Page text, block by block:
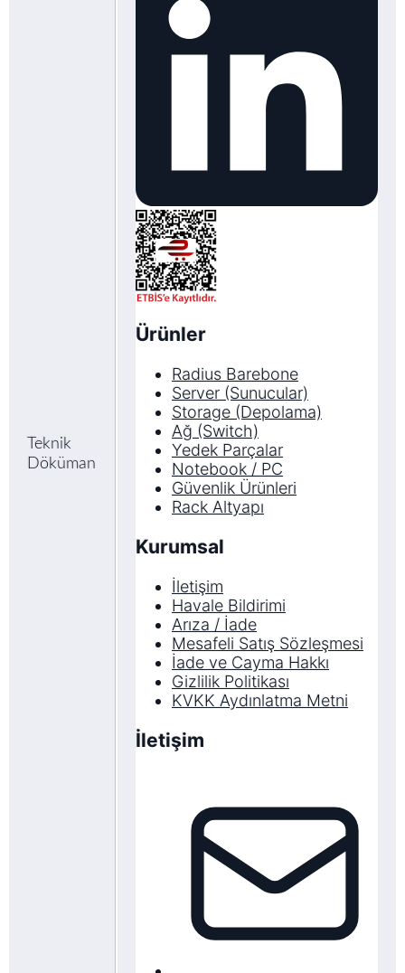
Teknik
Döküman
Ürünler
Radius Barebone
Server (Sunucular)
Storage (Depolama)
Ağ (Switch)
Yedek Parçalar
Notebook / PC
Güvenlik Ürünleri
Rack Altyapı
Kurumsal
İletişim
Havale Bildirimi
Arıza / İade
Mesafeli Satış Sözleşmesi
İade ve Cayma Hakkı
Gizlilik Politikası
KVKK Aydınlatma Metni
İletişim